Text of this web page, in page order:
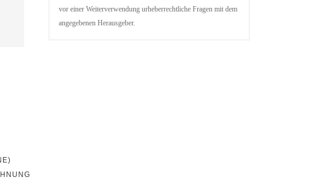
vor einer Weiterverwendung urheberrechtliche Fragen mit dem
angegebenen Herausgeber.